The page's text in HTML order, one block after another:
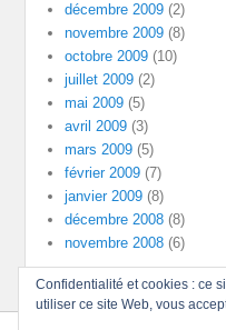
décembre 2009 (2)
novembre 2009 (8)
octobre 2009 (10)
juillet 2009 (2)
mai 2009 (5)
avril 2009 (3)
mars 2009 (5)
février 2009 (7)
janvier 2009 (8)
décembre 2008 (8)
novembre 2008 (6)
Confidentialité et cookies : ce
utiliser ce site Web, vous